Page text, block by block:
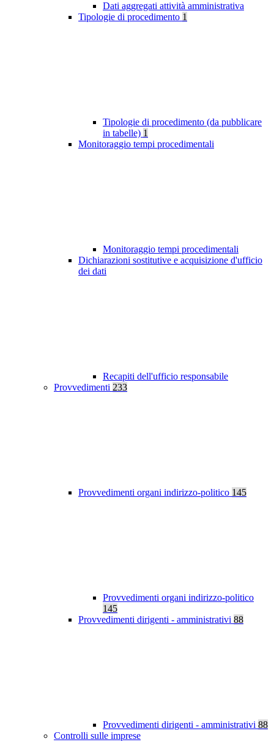
Dati aggregati attività amministrativa
Tipologie di procedimento 1
Tipologie di procedimento (da pubblicare
in tabelle) 1
Monitoraggio tempi procedimentali
Monitoraggio tempi procedimentali
Dichiarazioni sostitutive e acquisizione d'ufficio
dei dati
Recapiti dell'ufficio responsabile
Provvedimenti 233
Provvedimenti organi indirizzo-politico 145
Provvedimenti organi indirizzo-politico
145
Provvedimenti dirigenti - amministrativi 88
Provvedimenti dirigenti - amministrativi 88
Controlli sulle imprese